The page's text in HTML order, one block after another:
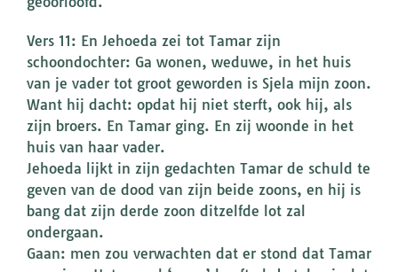
Vers 11: En Jehoeda zei tot Tamar zijn
schoondochter: Ga wonen, weduwe, in het huis
van je vader tot groot geworden is Sjela mijn zoon.
Want hij dacht: opdat hij niet sterft, ook hij, als
zijn broers. En Tamar ging. En zij woonde in het
huis van haar vader.
Jehoeda lijkt in zijn gedachten Tamar de schuld te
geven van de dood van zijn beide zoons, en hij is
bang dat zijn derde zoon ditzelfde lot zal
ondergaan.
Gaan: men zou verwachten dat er stond dat Tamar